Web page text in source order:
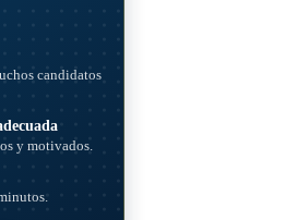
candidatos
y motivados.